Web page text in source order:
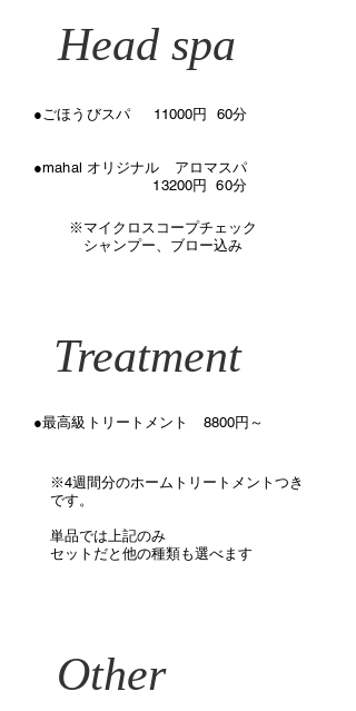
​●ごほうびスパ 11000円 60分
●mahal オリジナル アロマスパ
13200円 60分
​※マイクロスコープチェック
​ シャンプー、ブロー込み
Head spa
●最高級トリートメント 8800円～
​※4週間分のホームトリートメントつき
です。
単品では上記のみ
​セットだと他の種類も選べます
Treatment
Other